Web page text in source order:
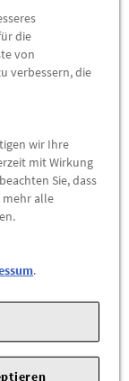
+
120 |
die
von
verbessern, die
wir Ihre
mit Wirkung
Sie, dass
mehr alle
.